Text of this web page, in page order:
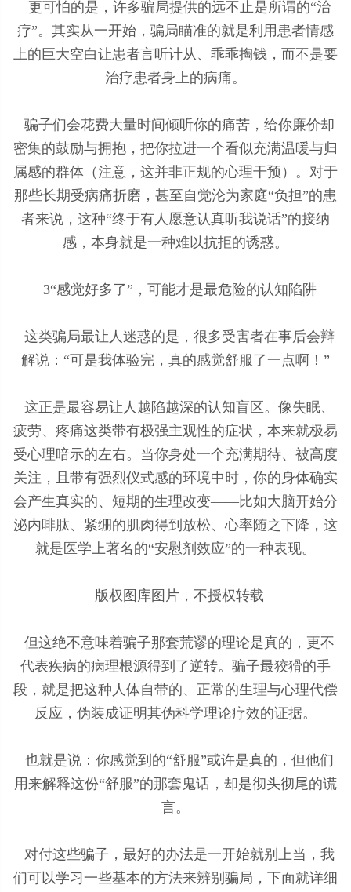
更可怕的是，许多骗局提供的远不止是所谓的“治
疗”。其实从一开始，骗局瞄准的就是利用患者情感
上的巨大空白让患者言听计从、乖乖掏钱，而不是要
治疗患者身上的病痛。
骗子们会花费大量时间倾听你的痛苦，给你廉价却
密集的鼓励与拥抱，把你拉进一个看似充满温暖与归
属感的群体（注意，这并非正规的心理干预）。对于
那些长期受病痛折磨，甚至自觉沦为家庭“负担”的患
者来说，这种“终于有人愿意认真听我说话”的接纳
感，本身就是一种难以抗拒的诱惑。
3“感觉好多了”，可能才是最危险的认知陷阱
这类骗局最让人迷惑的是，很多受害者在事后会辩
解说：“可是我体验完，真的感觉舒服了一点啊！”
这正是最容易让人越陷越深的认知盲区。像失眠、
疲劳、疼痛这类带有极强主观性的症状，本来就极易
受心理暗示的左右。当你身处一个充满期待、被高度
关注，且带有强烈仪式感的环境中时，你的身体确实
会产生真实的、短期的生理改变——比如大脑开始分
泌内啡肽、紧绷的肌肉得到放松、心率随之下降，这
就是医学上著名的“安慰剂效应”的一种表现。
版权图库图片，不授权转载
但这绝不意味着骗子那套荒谬的理论是真的，更不
代表疾病的病理根源得到了逆转。骗子最狡猾的手
段，就是把这种人体自带的、正常的生理与心理代偿
反应，伪装成证明其伪科学理论疗效的证据。
也就是说：你感觉到的“舒服”或许是真的，但他们
用来解释这份“舒服”的那套鬼话，却是彻头彻尾的谎
言。
对付这些骗子，最好的办法是一开始就别上当，我
们可以学习一些基本的方法来辨别骗局，下面就详细